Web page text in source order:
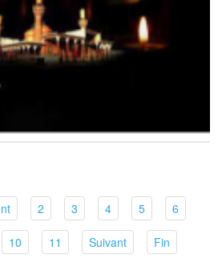
(current)
2(current)
3(current)
4(current)
5(current)
6(current)
10 (current)
11 (current)Suivant(current)
Fin